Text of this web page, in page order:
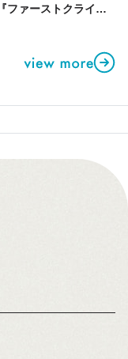
ファーストクライ』